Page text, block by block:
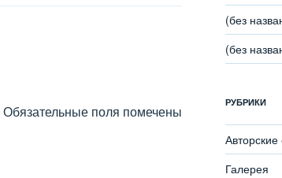
Обязательные поля помечены
(без
(без
РУБРИКИ
Авторские
Галерея